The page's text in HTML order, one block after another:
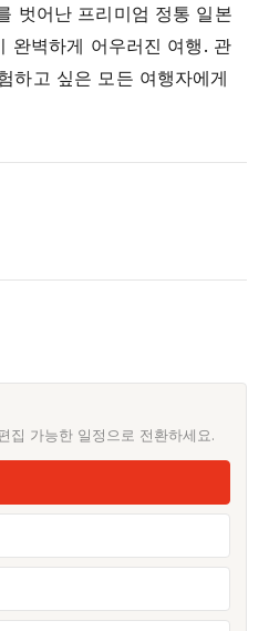
벗어난 프리미엄 정통 일본
완벽하게 어우러진 여행. 관
하고 싶은 모든 여행자에게
집 가능한 일정으로 전환하세요.